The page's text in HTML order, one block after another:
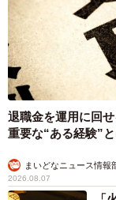
愛
ド
才